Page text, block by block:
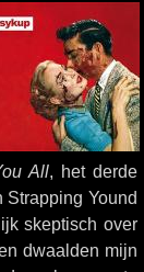
All, het derde
Strapping Yound
skeptisch over
dwaalden mijn